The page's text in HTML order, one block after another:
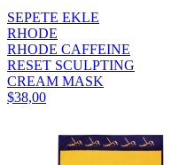
SEPETE EKLE
RHODE
RHODE CAFFEINE
RESET SCULPTING
CREAM MASK
$38,00